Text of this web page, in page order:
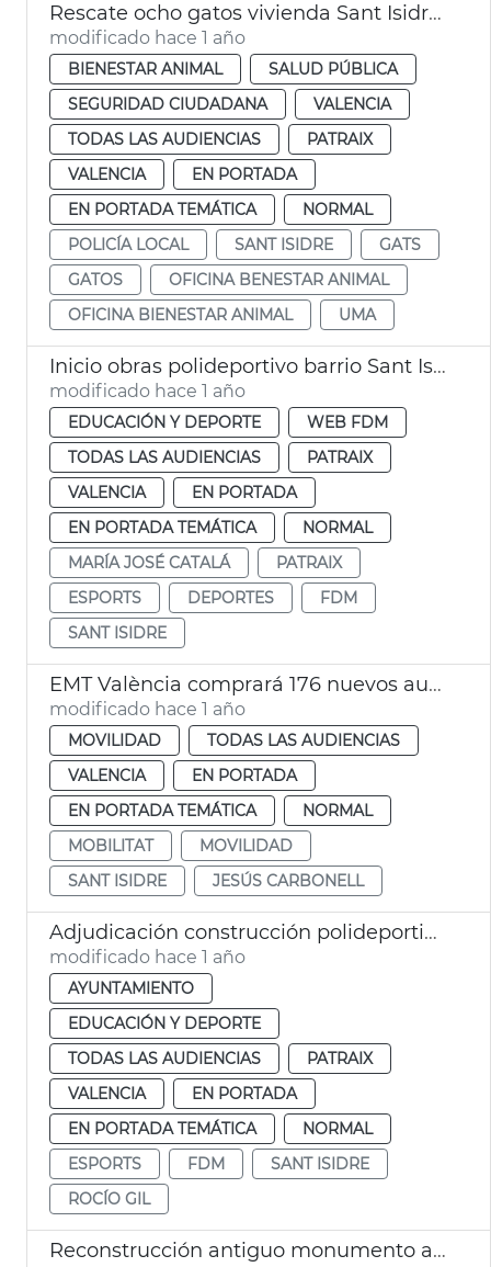
Rescate ocho gatos vivienda Sant Isidre València
modificado hace 1 año
BIENESTAR ANIMAL
SALUD PÚBLICA
SEGURIDAD CIUDADANA
VALENCIA
TODAS LAS AUDIENCIAS
PATRAIX
VALENCIA
EN PORTADA
EN PORTADA TEMÁTICA
NORMAL
POLICÍA LOCAL
SANT ISIDRE
GATS
GATOS
OFICINA BENESTAR ANIMAL
OFICINA BIENESTAR ANIMAL
UMA
Inicio obras polideportivo barrio Sant Isidre València
modificado hace 1 año
EDUCACIÓN Y DEPORTE
WEB FDM
TODAS LAS AUDIENCIAS
PATRAIX
VALENCIA
EN PORTADA
EN PORTADA TEMÁTICA
NORMAL
MARÍA JOSÉ CATALÁ
PATRAIX
ESPORTS
DEPORTES
FDM
SANT ISIDRE
EMT València comprará 176 nuevos autobuses eléctricos
modificado hace 1 año
MOVILIDAD
TODAS LAS AUDIENCIAS
VALENCIA
EN PORTADA
EN PORTADA TEMÁTICA
NORMAL
MOBILITAT
MOVILIDAD
SANT ISIDRE
JESÚS CARBONELL
Adjudicación construcción polideportivo Sant Isidre
modificado hace 1 año
AYUNTAMIENTO
EDUCACIÓN Y DEPORTE
TODAS LAS AUDIENCIAS
PATRAIX
VALENCIA
EN PORTADA
EN PORTADA TEMÁTICA
NORMAL
ESPORTS
FDM
SANT ISIDRE
ROCÍO GIL
Reconstrucción antiguo monumento a Sorolla